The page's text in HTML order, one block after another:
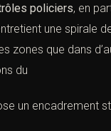
policiers, en
une spirale
zones que dans
du
un encadrement